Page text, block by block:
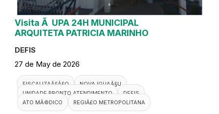
Visita Ã UPA 24H MUNICIPAL
ARQUITETA PATRICIA MARINHO
DEFIS
27 de May de 2026
FISCALIZAÃ§Ã£O
NOVA IGUAÃ§U
UNIDADE PRONTO ATENDIMENTO
DEFIS
ATO MÃ©DICO
REGIÃ£O METROPOLITANA